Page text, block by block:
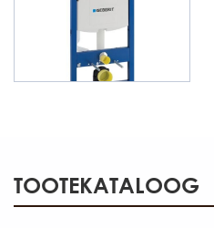
TOOTEKATALOOG